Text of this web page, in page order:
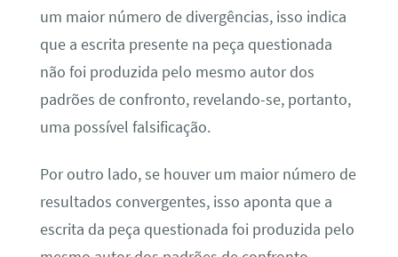
um maior número de divergências, isso indica
que a escrita presente na peça questionada
não foi produzida pelo mesmo autor dos
padrões de confronto, revelando-se, portanto,
uma possível falsificação.
Por outro lado, se houver um maior número de
resultados convergentes, isso aponta que a
escrita da peça questionada foi produzida pelo